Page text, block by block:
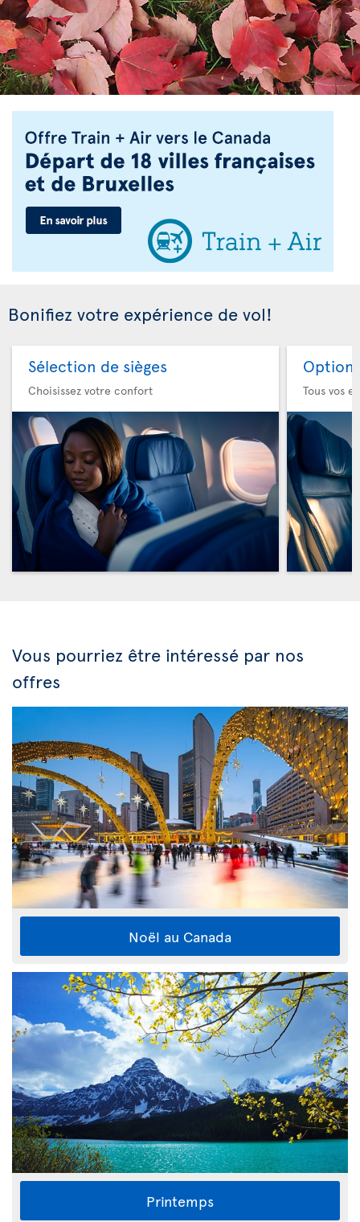
Bonifiez votre expérience de vol!
Sélection de sièges
Choisissez votre confort
Option
Tous vos
Vous pourriez être intéressé par nos
offres
Noël au Canada
Printemps